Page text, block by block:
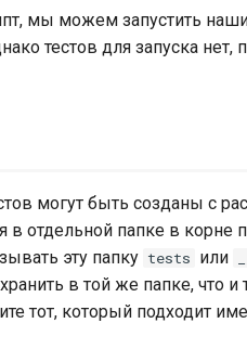
мы можем запустить
тестов для запуска
могут быть созданы с
в отдельной папке в корне
эту папку tests или
в той же папке, что
тот, который подходит